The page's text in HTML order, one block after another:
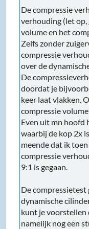
De compressie
verhouding (let op,
volume en het
Zelfs zonder
compressie
over de
De
doordat je
keer laat vlakken.
compressie
Even uit mn hoofd
waarbij de kop 2x
meende dat ik
compressie
9:1 is gegaan.
De compressietest
dynamische
kunt je voorstellen
namelijk nog een